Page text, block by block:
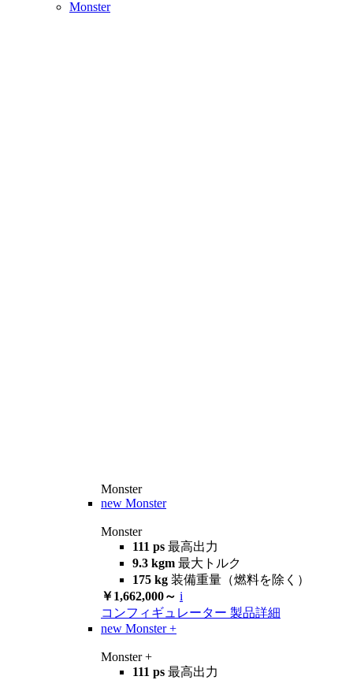
Monster
Monster
new Monster
Monster
111 ps 最高出力
9.3 kgm 最大トルク
175 kg 装備重量（燃料を除く）
￥1,662,000～ i
コンフィギュレーター 製品詳細
new Monster +
Monster +
111 ps 最高出力